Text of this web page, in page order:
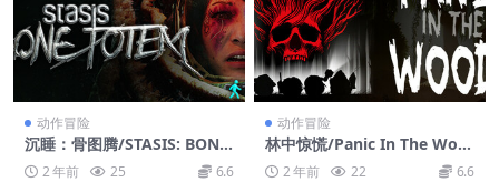
动作冒险
沉睡：骨图腾/STASIS: BONE
TOTEM
2 年前 25 6.6
动作冒险
林中惊慌/Panic In The Woo
ds 2 年前 22 6.6